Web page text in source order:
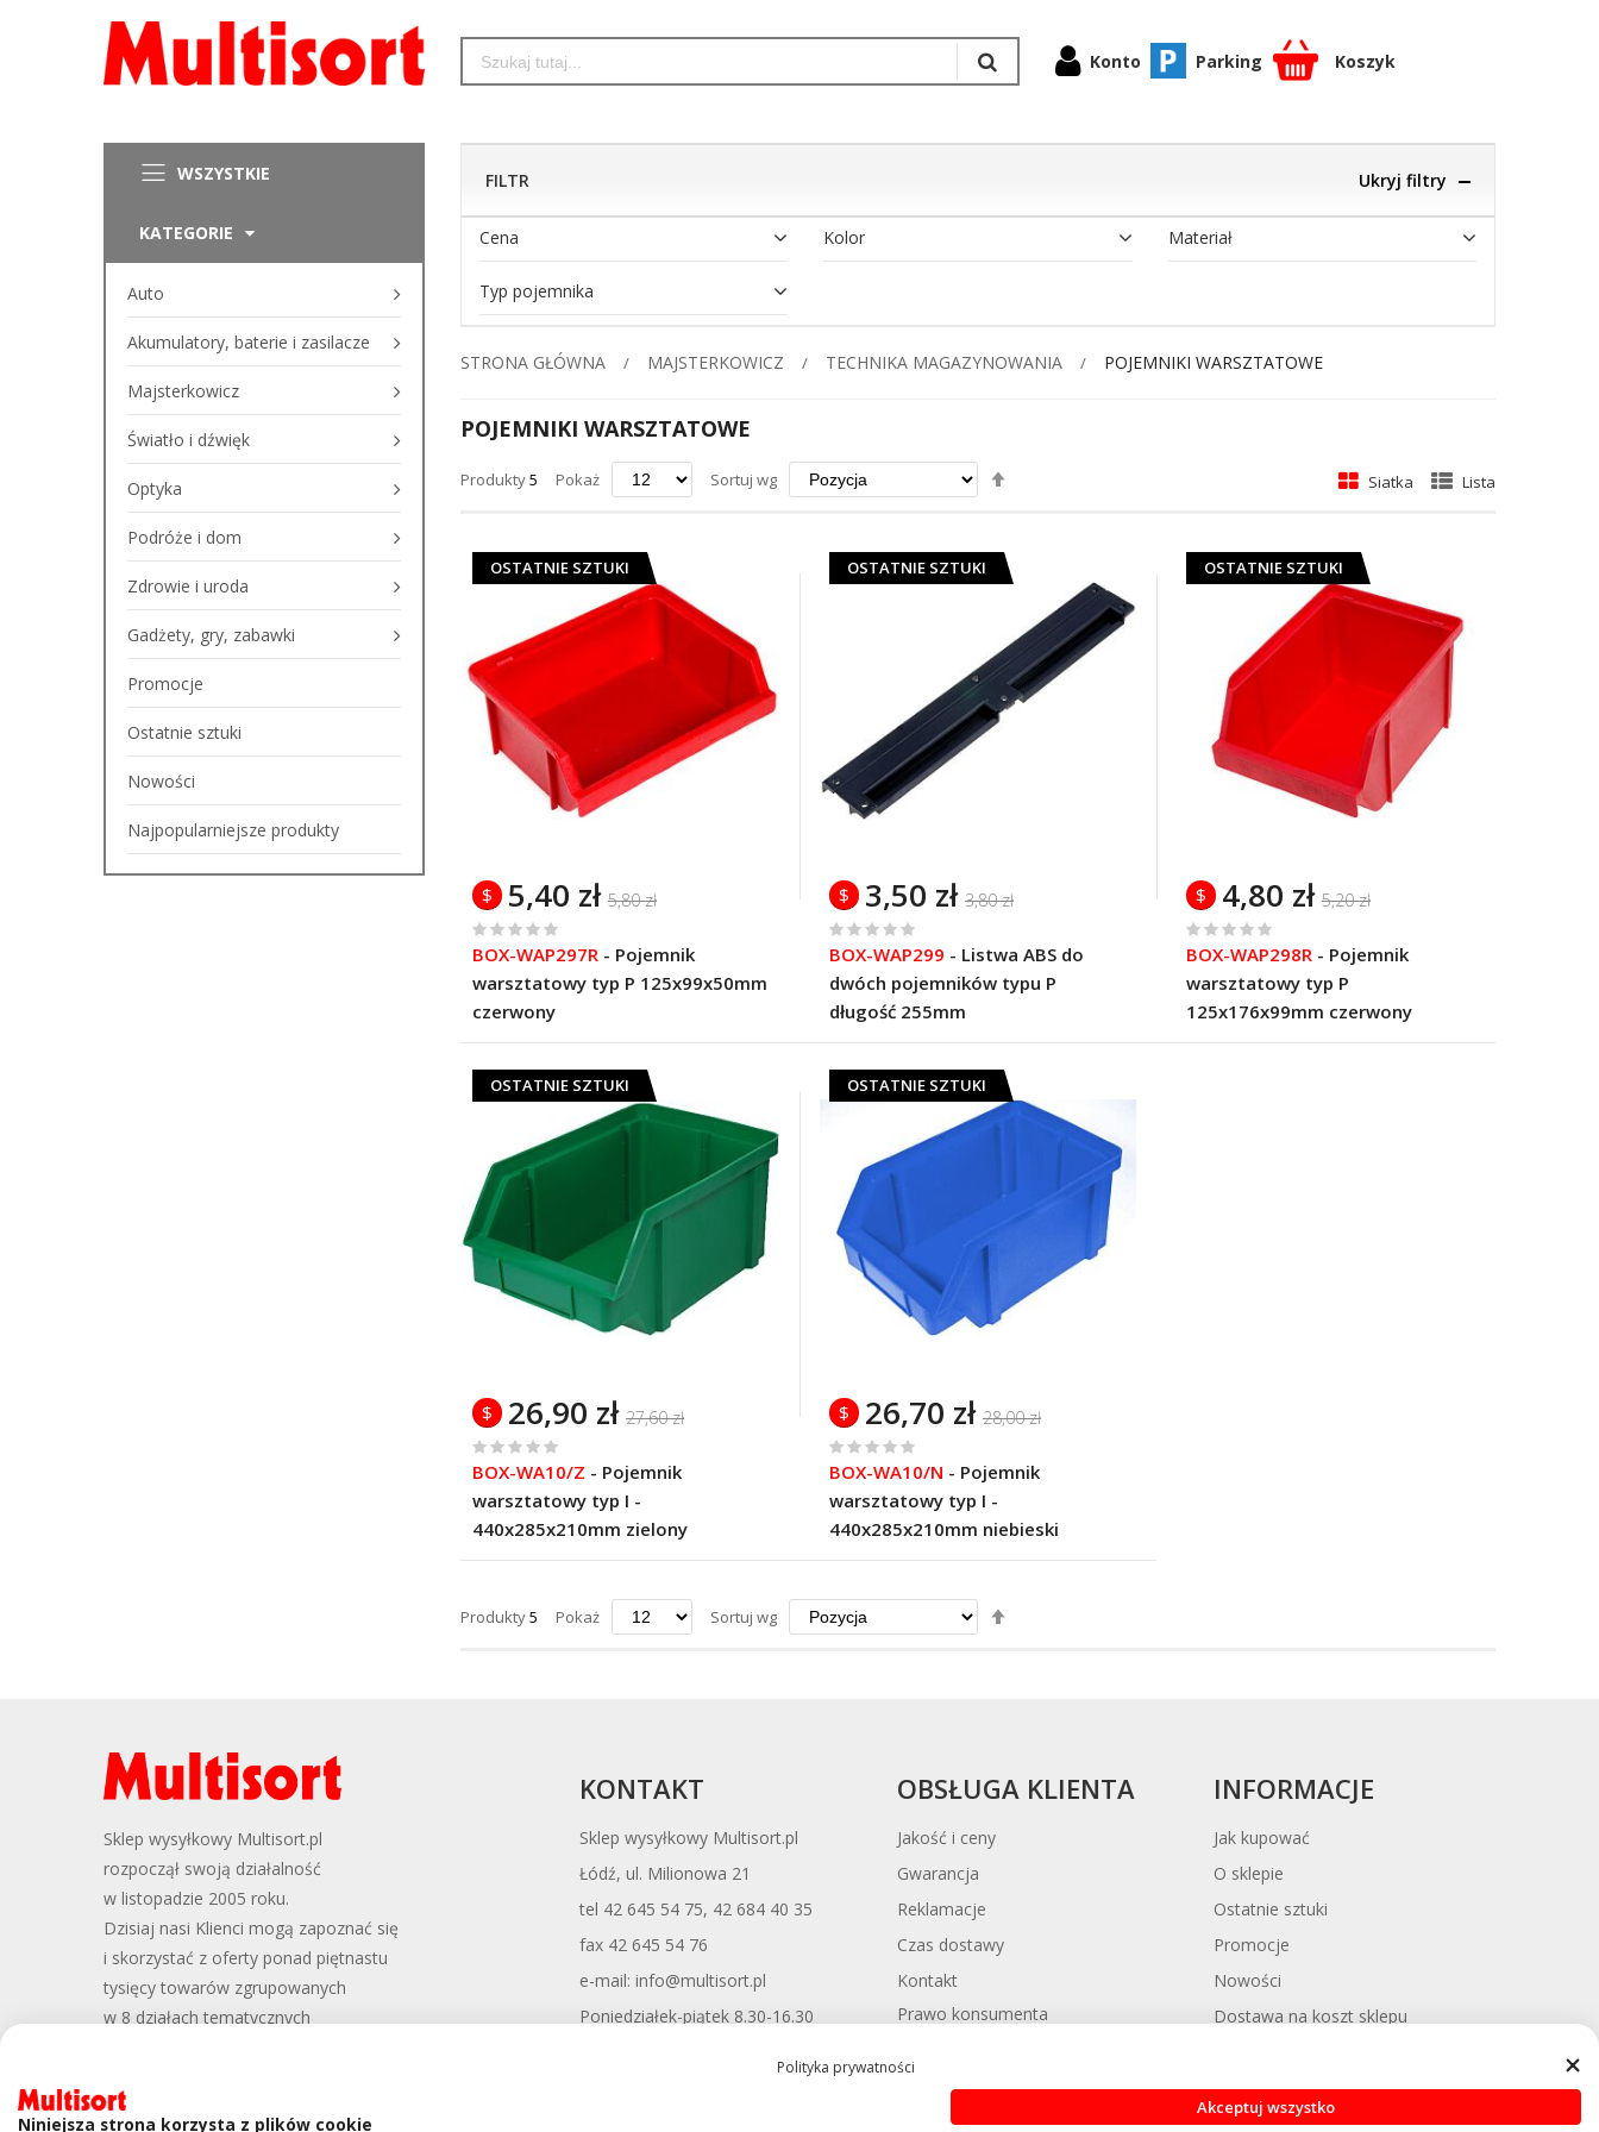
Konto Parking Koszyk
FILTR Ukryj filtry
Cena Kolor Materiał
Typ pojemnika
STRONA GŁÓWNA MAJSTERKOWICZ TECHNIKA MAGAZYNOWANIA POJEMNIKI WARSZTATOWE
POJEMNIKI WARSZTATOWE
Siatka Lista
Produkty5 Pokaż Sortuj wg
OSTATNIE SZTUKI
5,40 zł 5,80 zł
$
%
100
BOX-WAP297R - Pojemnik
warsztatowy typ P 125x99x50mm
czerwony
OSTATNIE SZTUKI
3,50 zł 3,80 zł
$
%
of
100
BOX-WAP299 - Listwa ABS do
dwóch pojemników typu P
długość 255mm
OSTATNIE SZTUKI
4,80 zł 5,20 zł
$
%
100
BOX-WAP298R - Pojemnik
warsztatowy typ P
125x176x99mm czerwony
OSTATNIE SZTUKI
26,90 zł 27,60 zł
$
%
100
BOX-WA10/Z - Pojemnik
warsztatowy typ I -
440x285x210mm zielony
OSTATNIE SZTUKI
26,70 zł 28,00 zł
$
%
100
BOX-WA10/N - Pojemnik
warsztatowy typ I -
440x285x210mm niebieski
Produkty5 Pokaż Sortuj wg
WSZYSTKIE
KATEGORIE
Auto
Akumulatory, baterie i zasilacze
Majsterkowicz
Światło i dźwięk
Optyka
Podróże i dom
Zdrowie i uroda
Gadżety, gry, zabawki
Promocje
Ostatnie sztuki
Nowości
Najpopularniejsze produkty
Sklep wysyłkowy Multisort.pl
rozpoczął swoją działalność
w listopadzie 2005 roku.
Dzisiaj nasi Klienci mogą zapoznać się
i skorzystać z oferty ponad piętnastu
tysięcy towarów zgrupowanych
w 8 działach tematycznych
KONTAKT
Sklep wysyłkowy Multisort.pl
Łódź, ul. Milionowa 21
tel 42 645 54 75, 42 684 40 35
fax 42 645 54 76
e-mail: info@multisort.pl
Poniedziałek-piątek 8.30-16.30
OBSŁUGA KLIENTA
Jakość i ceny
Gwarancja
Reklamacje
Czas dostawy
Kontakt
Prawo konsumenta
INFORMACJE
Jak kupować
O sklepie
Ostatnie sztuki
Promocje
Nowości
Dostawa na koszt sklepu
Blog
Polityka prywatności
Niniejsza strona korzysta z plików cookie
Akceptuj wszystko